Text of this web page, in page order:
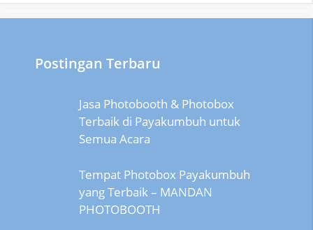
Postingan Terbaru
Jasa Photobooth & Photobox
Terbaik di Payakumbuh untuk
Semua Acara
Tempat Photobox Payakumbuh
yang Terbaik – MANDAN
PHOTOBOOTH